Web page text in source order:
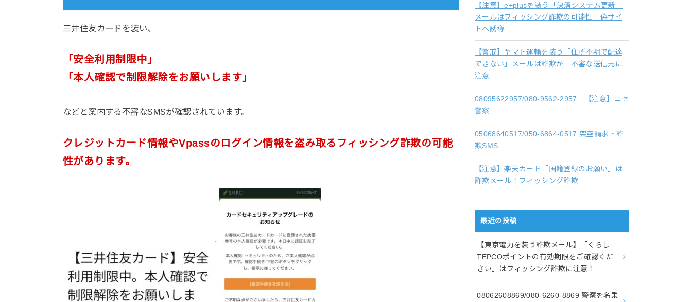
三井住友カードを装い、
「安全利用制限中」
「本人確認で制限解除をお願いします」
などと案内する不審なSMSが確認されています。
クレジットカード情報やVpassのログイン情報を盗み取るフィッシング詐欺の可能
性があります。
【注意】e+plusを装う「決済システム更新」
メールはフィッシング詐欺の可能性｜偽サイ
トへ誘導
【警戒】ヤマト運輸を装う「住所不明で配達
できない」メールは詐欺か｜不審な送信元に
注意
08095622957/080-9562-2957 【注意】ニセ
警察
05068640517/050-6864-0517 架空請求・詐
欺SMS
【注意】楽天カード「国籍登録のお願い」は
詐欺メール！フィッシング詐欺
最近の投稿
【東京電力を装う詐欺メール】「くらし
TEPCOポイントの有効期限をご確認くだ
さい」はフィッシング詐欺に注意！
08062608869/080-6260-8869 警察を名乗